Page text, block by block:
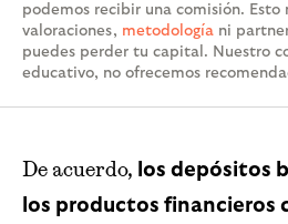
podemos recibir una comisión. Esto
valoraciones, metodología ni
puedes perder tu capital. Nuestro
educativo, no ofrecemos
De acuerdo, los depósitos
los productos financieros